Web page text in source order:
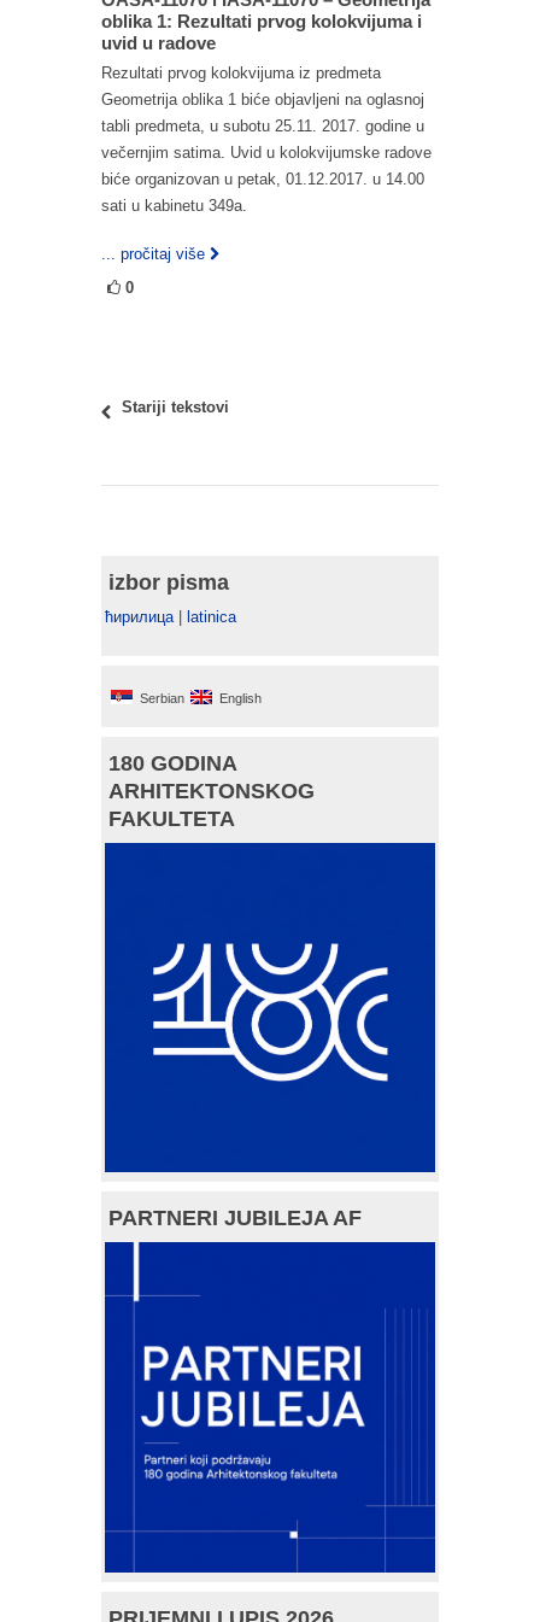
oblika 1: Rezultati prvog kolokvijuma i
uvid u radove
Rezultati prvog kolokvijuma iz predmeta
Geometrija oblika 1 biće objavljeni na oglasnoj
tabli predmeta, u subotu 25.11. 2017. godine u
večernjim satima. Uvid u kolokvijumske radove
biće organizovan u petak, 01.12.2017. u 14.00
sati u kabinetu 349a.
... pročitaj više
0
Stariji tekstovi
izbor pisma
ћирилица latinica
Serbian English
180 GODINA
ARHITEKTONSKOG
FAKULTETA
PARTNERI JUBILEJA AF